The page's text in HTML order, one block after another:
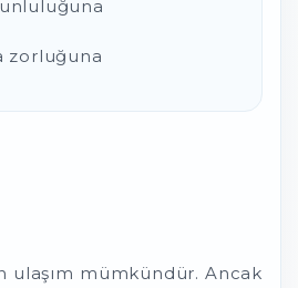
zorluğuna
ulaşım mümkündür. Ancak